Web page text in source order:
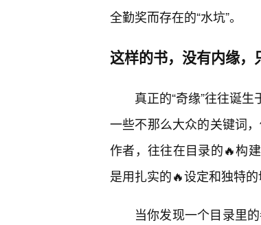
全勤奖而存在的“水坑”。
这样的书，没有内缘，
真正的“奇缘”往往诞
一些不那么大众的关键词
作者，往往在目录的🔥构
是用扎实的🔥设定和独特
当你发现一个目录里